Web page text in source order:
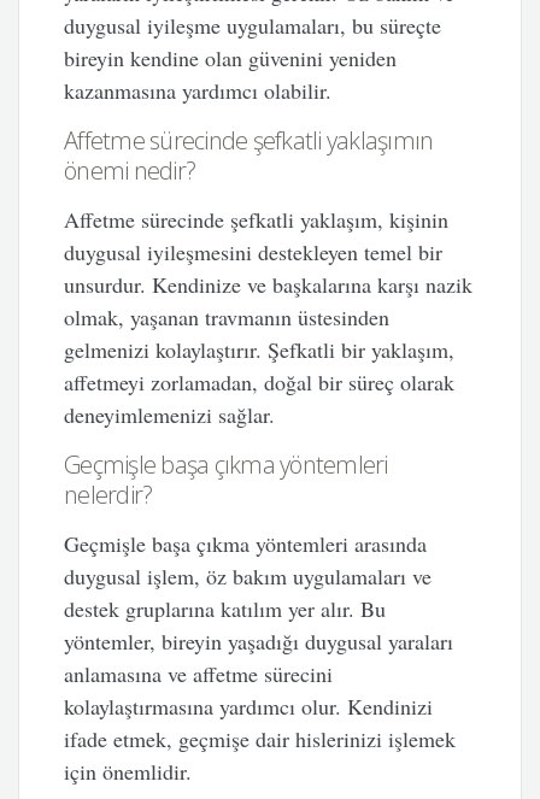
duygusal iyileşme uygulamaları, bu süreçte
bireyin kendine olan güvenini yeniden
kazanmasına yardımcı olabilir.
Affetme sürecinde şefkatli yaklaşımın
önemi nedir?
Affetme sürecinde şefkatli yaklaşım, kişinin
duygusal iyileşmesini destekleyen temel bir
unsurdur. Kendinize ve başkalarına karşı nazik
olmak, yaşanan travmanın üstesinden
gelmenizi kolaylaştırır. Şefkatli bir yaklaşım,
affetmeyi zorlamadan, doğal bir süreç olarak
deneyimlemenizi sağlar.
Geçmişle başa çıkma yöntemleri
nelerdir?
Geçmişle başa çıkma yöntemleri arasında
duygusal işlem, öz bakım uygulamaları ve
destek gruplarına katılım yer alır. Bu
yöntemler, bireyin yaşadığı duygusal yaraları
anlamasına ve affetme sürecini
kolaylaştırmasına yardımcı olur. Kendinizi
ifade etmek, geçmişe dair hislerinizi işlemek
için önemlidir.